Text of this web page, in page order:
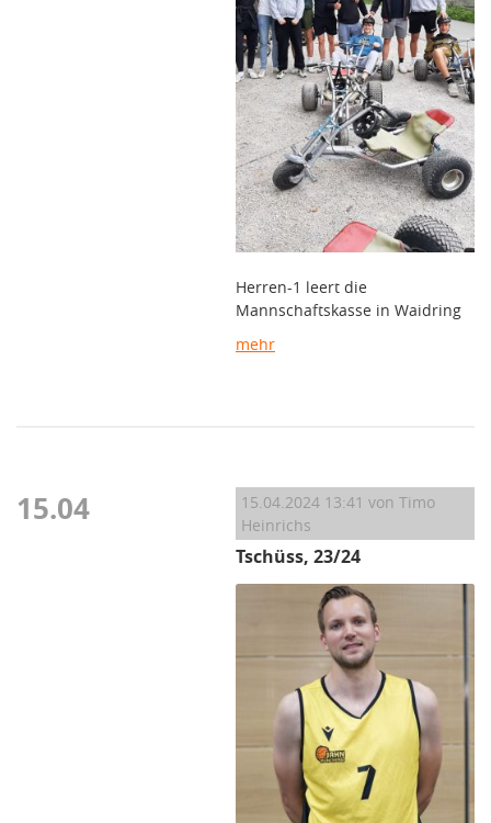
Herren-1 leert die
Mannschaftskasse in Waidring
mehr
15.04 15.04.2024 13:41 von Timo
Heinrichs
Tschüss, 23/24